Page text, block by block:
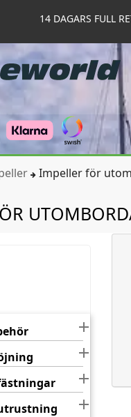
14 DAGARS FULL
Impeller för



